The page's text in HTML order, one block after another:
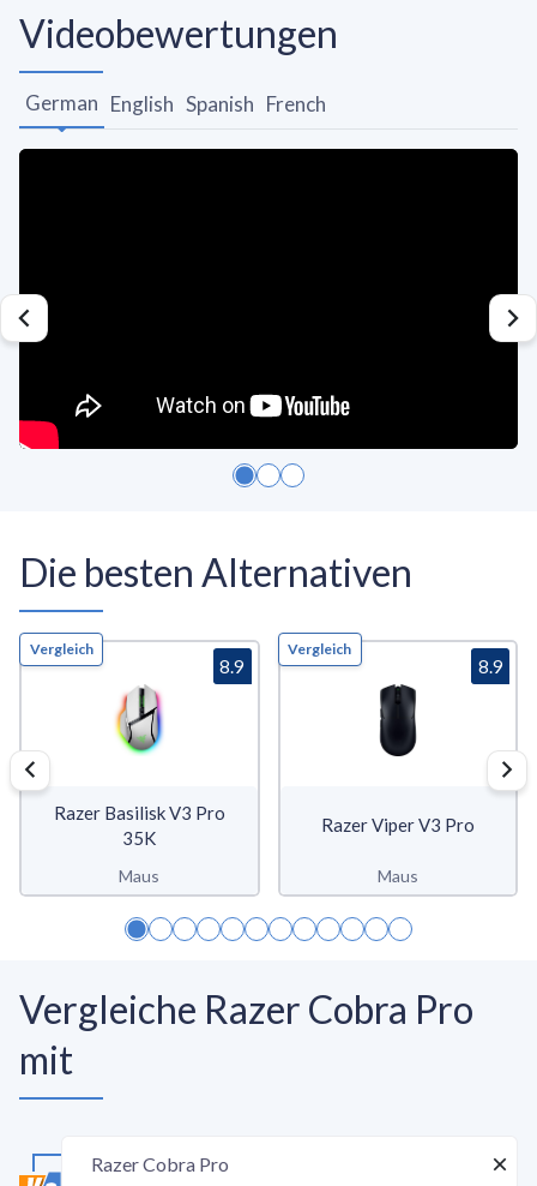
Videobewertungen
German English Spanish French
Die besten Alternativen
Vergleich
Razer Basilisk V3 Pro
35K
Maus
8.9
Vergleich
Razer Viper V3 Pro
Maus
8.9
Vergleiche Razer Cobra Pro
mit